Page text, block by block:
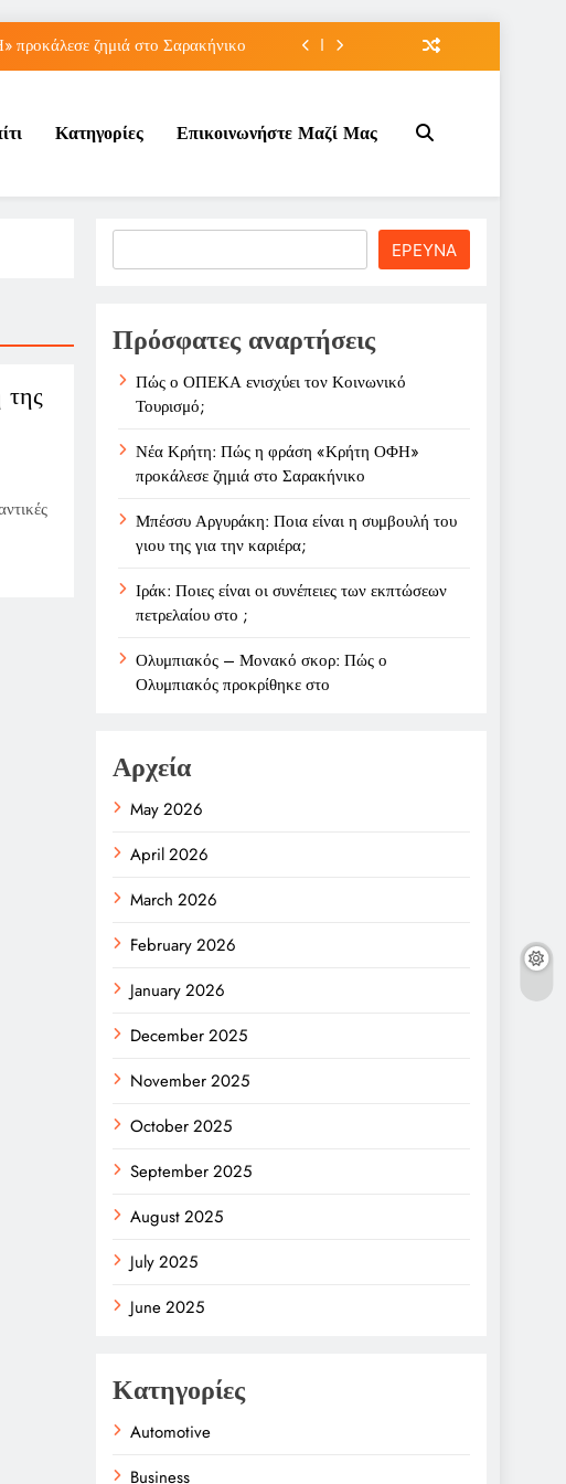
ζημιά στο Σαρακήνικο
των εκπτώσεων πετρελαίου στο ;
ζημιά στο Σαρακήνικο
του γιου της για την καριέρα;
Κατηγορίες Επικοινωνήστε Μαζί Μας
της
ΕΡΕΥΝΑ
Πρόσφατες αναρτήσεις
Πώς ο ΟΠΕΚΑ ενισχύει τον Κοινωνικό
Τουρισμό;
Νέα Κρήτη: Πώς η φράση «Κρήτη ΟΦΗ»
προκάλεσε ζημιά στο Σαρακήνικο
Μπέσσυ Αργυράκη: Ποια είναι η συμβουλή του
γιου της για την καριέρα;
Ιράκ: Ποιες είναι οι συνέπειες των εκπτώσεων
πετρελαίου στο ;
Ολυμπιακός – Μονακό σκορ: Πώς ο
Ολυμπιακός προκρίθηκε στο
Αρχεία
May 2026
April 2026
March 2026
February 2026
January 2026
December 2025
November 2025
October 2025
September 2025
August 2025
July 2025
June 2025
Κατηγορίες
Automotive
Business